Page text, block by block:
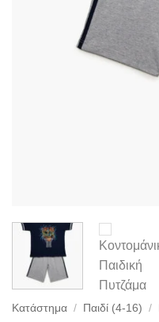
Κατάστημα / Παιδί (4-16) /